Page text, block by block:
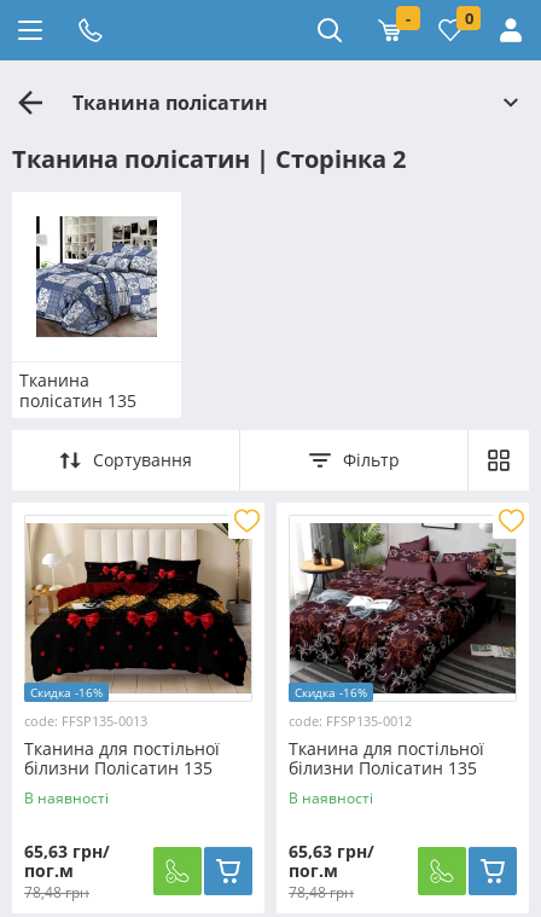
- 0
Тканина полісатин
Тканина полісатин | Сторінка 2
Тканина
полісатин 135
Сортування Фільтр
Скидка -16%
code: FFSP135-0013
Тканина для постільної
білизни Полісатин 135
SP135-0013 (60м)
В наявності
65,63 грн/
пог.м
78,48 грн
Скидка -16%
code: FFSP135-0012
Тканина для постільної
білизни Полісатин 135
SP135-0012 (60м)
В наявності
65,63 грн/
пог.м
78,48 грн